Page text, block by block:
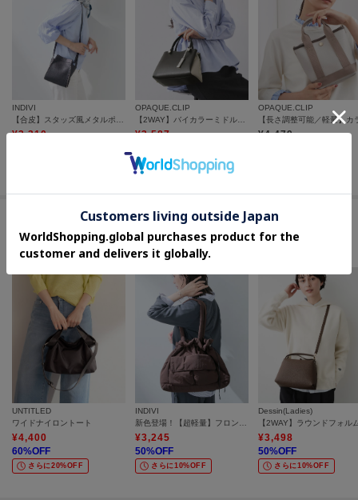
INDIVI
【合皮】スタッズ風メタルポシェットバッグ
¥2,310
OPAQUE.CLIP
【2WAY】バイカラーミドルボストンバッグ
¥3,587
さらに20%OFF
OPAQUE.CLIP
¥4,479
この商品を見た人はコチラの商品も
チェックしています
UNTITLED
ワイドナイロントート
¥4,400
60%OFF
さらに20%OFF
INDIVI
¥3,245
50%OFF
さらに10%OFF
Dessin(Ladies)
¥3,498
50%OFF
さらに10%OFF